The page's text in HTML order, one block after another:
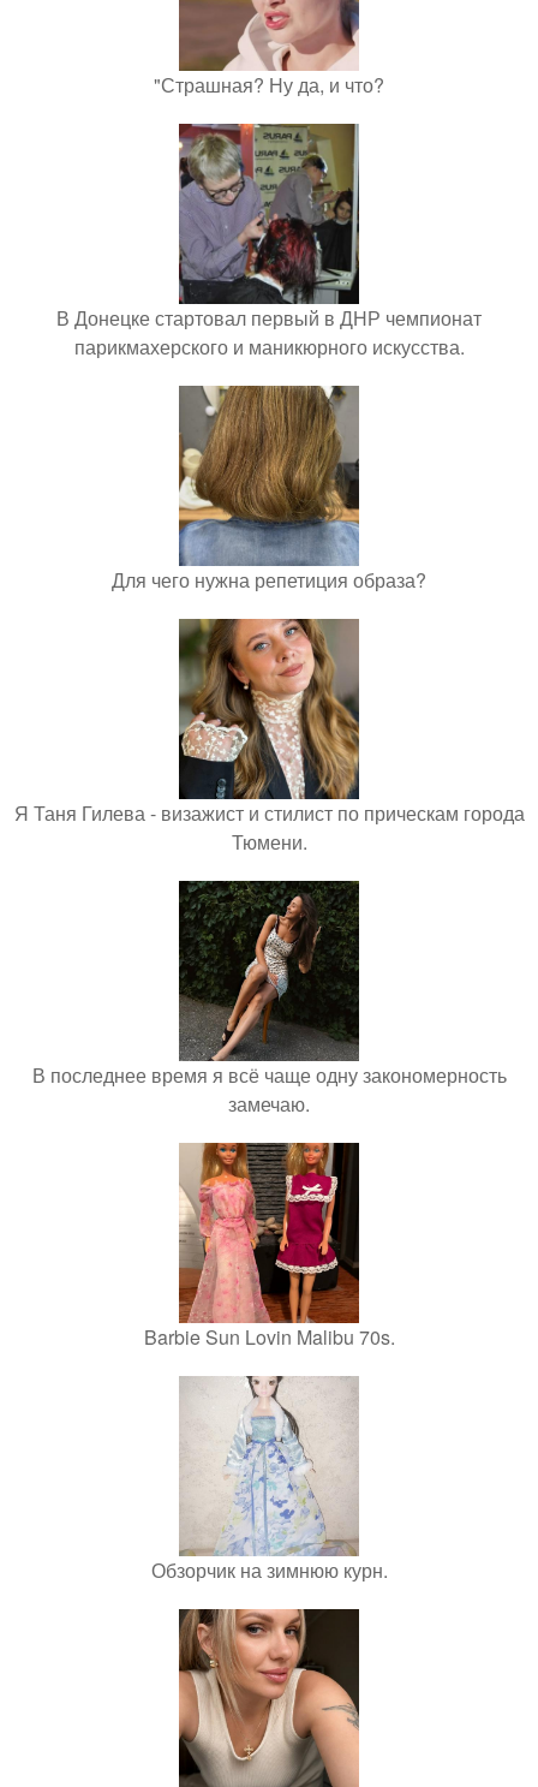
"Страшная? Ну да, и что?
В Донецке стартовал первый в ДНР чемпионат
парикмахерского и маникюрного искусства.
Для чего нужна репетиция образа?
Я Таня Гилева - визажист и стилист по прическам города
Тюмени.
В последнее время я всё чаще одну закономерность
замечаю.
Barbie Sun Lovin Malibu 70s.
Обзорчик на зимнюю курн.